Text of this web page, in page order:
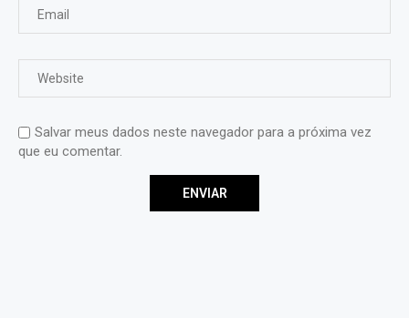
Salvar meus dados neste navegador para a próxima vez
que eu comentar.